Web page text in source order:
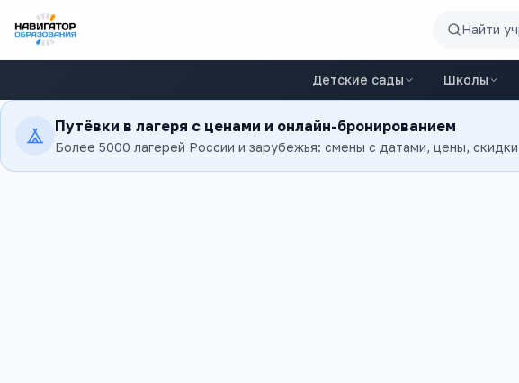
Найти
Детские сады Школы
Путёвки в лагеря с ценами и онлайн-бронированием
Более 5000 лагерей России и зарубежья: смены с датами, цены,